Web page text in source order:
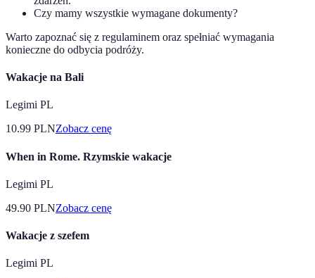
Czy mamy wszystkie wymagane dokumenty?
Warto zapoznać się z regulaminem oraz spełniać wymagania
konieczne do odbycia podróży.
Wakacje na Bali
Legimi PL
10.99 PLNZobacz cenę
When in Rome. Rzymskie wakacje
Legimi PL
49.90 PLNZobacz cenę
Wakacje z szefem
Legimi PL